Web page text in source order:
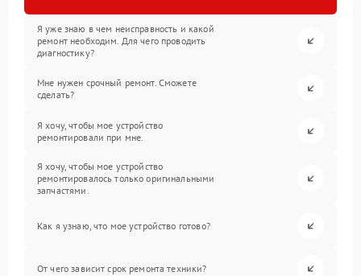
Я уже знаю в чем неисправность и какой
ремонт необходим. Для чего проводить
диагностику?
Мне нужен срочный ремонт. Сможете
сделать?
Я хочу, чтобы мое устройство
ремонтировали при мне.
Я хочу, чтобы мое устройство
ремонтировалось только оригинальными
запчастями.
Как я узнаю, что мое устройство готово?
От чего зависит срок ремонта техники?